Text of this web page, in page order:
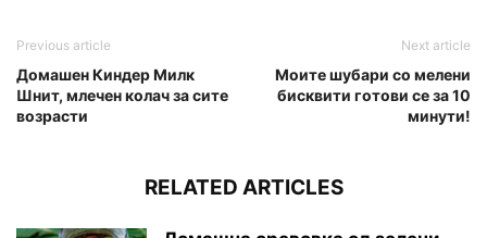
Previous article
Домашен Киндер Милк
Шнит, млечен колач за сите
возрасти
Next article
Моите шубари со мелени
бисквити готови се за 10
минути!
RELATED ARTICLES